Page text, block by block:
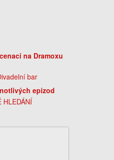
na Dramoxu
epizod
HLEDÁNÍ